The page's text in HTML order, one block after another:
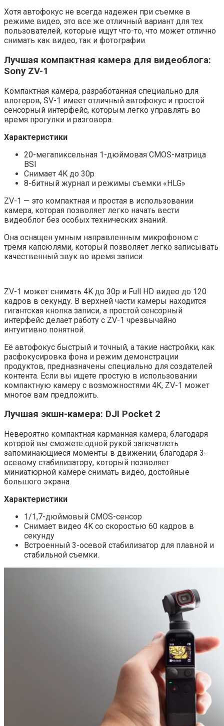
Хотя автофокус не всегда надежен при съемке в
режиме видео, это все же отличный вариант для тех
пользователей, которые ищут что-то, что может отлично
снимать как видео, так и фотографии.
Лучшая компактная камера для видеоблога:
Sony ZV-1
Компактная камера, разработанная специально для
влогеров, SV-1 имеет отличный автофокус и простой
сенсорный интерфейс, которым легко управлять во
время прогулки и разговора.
Характеристики
20-мегапиксельная 1-дюймовая CMOS-матрица
BSI
Снимает 4K до 30p
8-битный журнал и режимы съемки «HLG»
ZV-1 — это компактная и простая в использовании
камера, которая позволяет легко начать вести
видеоблог без особых технических знаний.
Она оснащен умным направленным микрофоном с
тремя капсюлями, который позволяет легко записывать
качественный звук во время записи.
ZV-1 может снимать 4K до 30p и Full HD видео до 120
кадров в секунду. В верхней части камеры находится
гигантская кнопка записи, а простой сенсорный
интерфейс делает работу с ZV-1 чрезвычайно
интуитивно понятной.
Её автофокус быстрый и точный, а такие настройки, как
расфокусировка фона и режим демонстрации
продуктов, предназначены специально для создателей
контента. Если вы ищете простую в использовании
компактную камеру с возможностями 4K, ZV-1 может
многое вам предложить.
Лучшая экшн-камера: DJI Pocket 2
Невероятно компактная карманная камера, благодаря
которой вы сможете одной рукой запечатлеть
запоминающиеся моменты в движении, благодаря 3-
осевому стабилизатору, который позволяет
миниатюрной камере снимать видео, достойные
большого экрана.
Характеристики
1/1,7-дюймовый CMOS-сенсор
Снимает видео 4K со скоростью 60 кадров в
секунду
Встроенный 3-осевой стабилизатор для плавной и
стабильной съемки.